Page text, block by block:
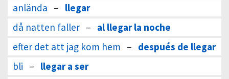
anlända – llegar
då natten faller – al llegar la noche
efter det att jag kom hem – después de llegar
bli – llegar a ser